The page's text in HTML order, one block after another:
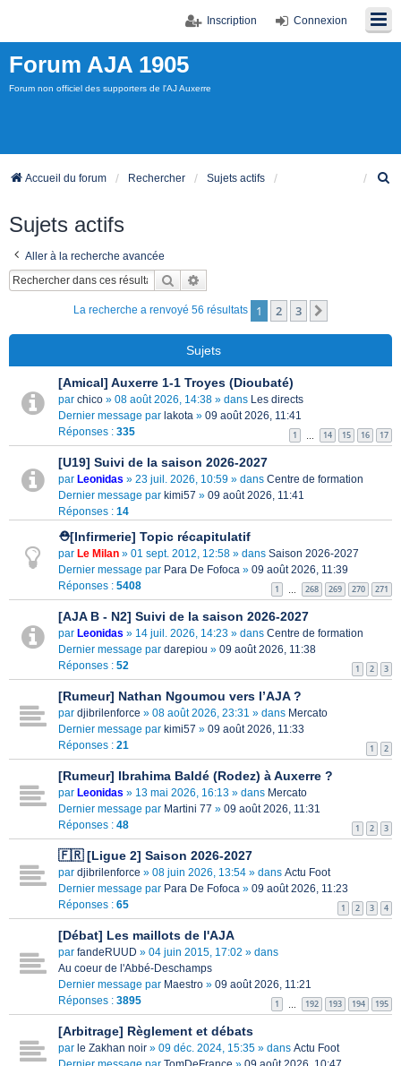
Connexion
Inscription
Forum AJA 1905
Forum non officiel des supporters de l'AJ Auxerre
Accueil du forum Rechercher Sujets actifs
Sujets actifs
Aller à la recherche avancée
Rechercher
La recherche a renvoyé 56 résultats 1 2 3
Sujets
[Amical] Auxerre 1-1 Troyes (Dioubaté)
par chico » 08 août 2026, 14:38 » dans Les directs
Dernier message par lakota » 09 août 2026, 11:41
Réponses : 335 1 14 15 16 17
[U19] Suivi de la saison 2026-2027
par Leonidas » 23 juil. 2026, 10:59 » dans Centre de formation
Dernier message par kimi57 » 09 août 2026, 11:41
Réponses : 14
⛑[Infirmerie] Topic récapitulatif
par Le Milan » 01 sept. 2012, 12:58 » dans Saison 2026-2027
Dernier message par Para De Fofoca » 09 août 2026, 11:39
Réponses : 5408 1 268 269 270 271
[AJA B - N2] Suivi de la saison 2026-2027
par Leonidas » 14 juil. 2026, 14:23 » dans Centre de formation
Dernier message par darepiou » 09 août 2026, 11:38
Réponses : 52 1 2 3
[Rumeur] Nathan Ngoumou vers l’AJA ?
par djibrilenforce » 08 août 2026, 23:31 » dans Mercato
Dernier message par kimi57 » 09 août 2026, 11:33
Réponses : 21 1 2
[Rumeur] Ibrahima Baldé (Rodez) à Auxerre ?
par Leonidas » 13 mai 2026, 16:13 » dans Mercato
Dernier message par Martini 77 » 09 août 2026, 11:31
Réponses : 48 1 2 3
🇫🇷 [Ligue 2] Saison 2026-2027
par djibrilenforce » 08 juin 2026, 13:54 » dans Actu Foot
Dernier message par Para De Fofoca » 09 août 2026, 11:23
Réponses : 65 1 2 3 4
[Débat] Les maillots de l'AJA
par fandeRUUD » 04 juin 2015, 17:02 » dans
Au coeur de l'Abbé-Deschamps
Dernier message par Maestro » 09 août 2026, 11:21
Réponses : 3895 1 192 193 194 195
[Arbitrage] Règlement et débats
par le Zakhan noir » 09 déc. 2024, 15:35 » dans Actu Foot